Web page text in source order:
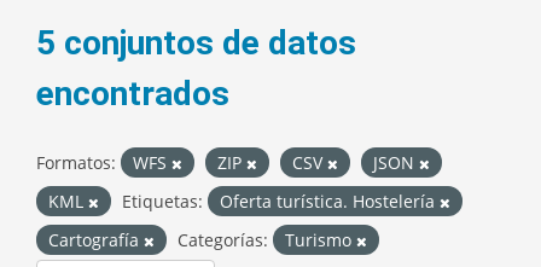
5 conjuntos de datos
encontrados
Formatos: WFS ZIP CSV
JSON
KML
Etiquetas:
Oferta turística. Hostelería
Cartografía
Categorías:
Turismo